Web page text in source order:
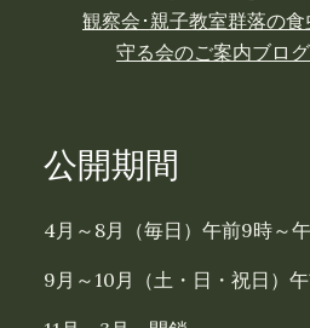
観察会･親子教室群落の食
守る会のご案内ブログ
公開期間
4月～8月（毎日）午前9時～
9月～10月（土・日・祝日）